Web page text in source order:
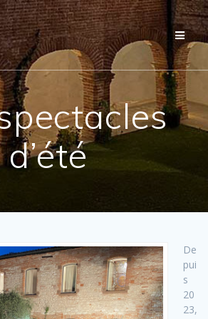
Passer
au
contenu
d’été
De
pui
s
20
23,